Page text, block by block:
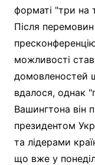
форматі "три на
Після
можливості
домовленостей
вдалося, однак
Вашингтона він
президентом
та лідерами
що вже у